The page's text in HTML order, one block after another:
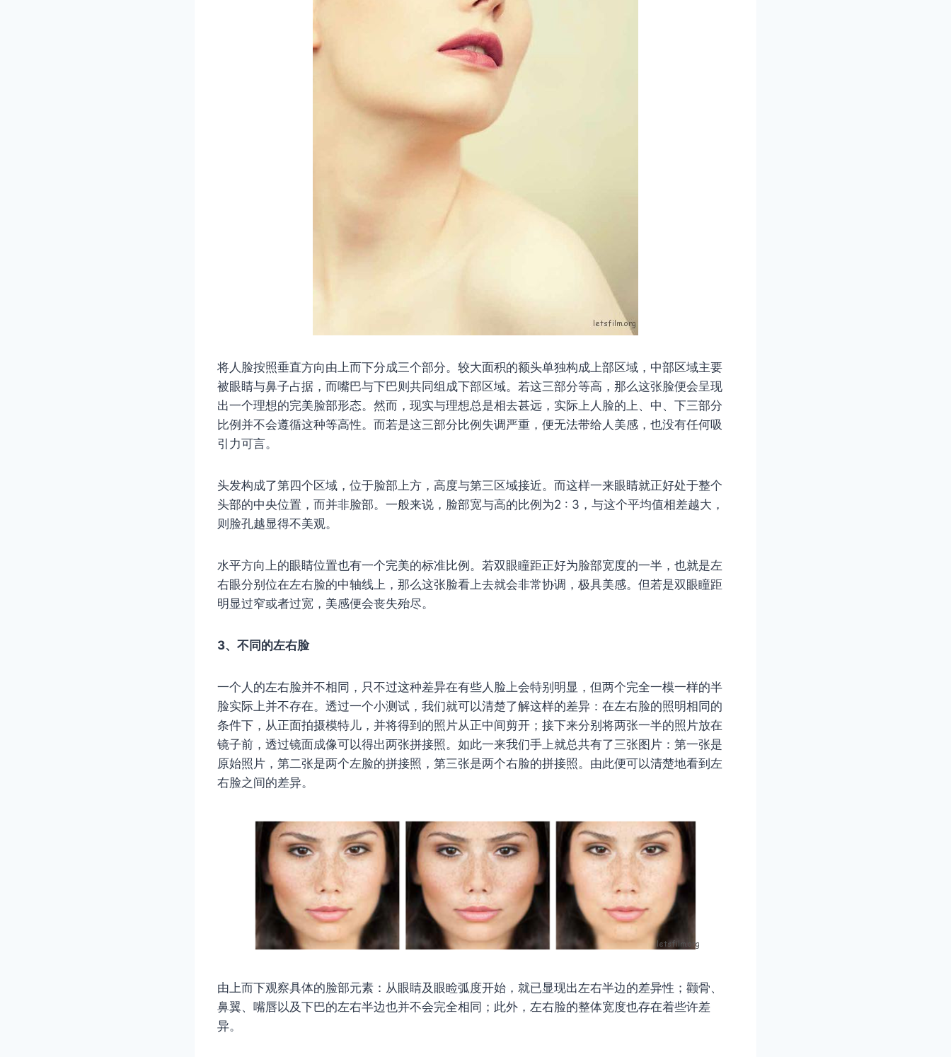
将人脸按照垂直方向由上而下分成三个部分。较大面积的额头单独构成上部区域，中部区域主要
被眼睛与鼻子占据，而嘴巴与下巴则共同组成下部区域。若这三部分等高，那么这张脸便会呈现
出一个理想的完美脸部形态。然而，现实与理想总是相去甚远，实际上人脸的上、中、下三部分
比例并不会遵循这种等高性。而若是这三部分比例失调严重，便无法带给人美感，也没有任何吸
引力可言。
头发构成了第四个区域，位于脸部上方，高度与第三区域接近。而这样一来眼睛就正好处于整个
头部的中央位置，而并非脸部。一般来说，脸部宽与高的比例为2 : 3，与这个平均值相差越大，
则脸孔越显得不美观。
水平方向上的眼睛位置也有一个完美的标准比例。若双眼瞳距正好为脸部宽度的一半，也就是左
右眼分别位在左右脸的中轴线上，那么这张脸看上去就会非常协调，极具美感。但若是双眼瞳距
明显过窄或者过宽，美感便会丧失殆尽。
3、不同的左右脸
一个人的左右脸并不相同，只不过这种差异在有些人脸上会特别明显，但两个完全一模一样的半
脸实际上并不存在。透过一个小测试，我们就可以清楚了解这样的差异：在左右脸的照明相同的
条件下，从正面拍摄模特儿，并将得到的照片从正中间剪开；接下来分别将两张一半的照片放在
镜子前，透过镜面成像可以得出两张拼接照。如此一来我们手上就总共有了三张图片：第一张是
原始照片，第二张是两个左脸的拼接照，第三张是两个右脸的拼接照。由此便可以清楚地看到左
右脸之间的差异。
由上而下观察具体的脸部元素：从眼睛及眼睑弧度开始，就已显现出左右半边的差异性；颧骨、
鼻翼、嘴唇以及下巴的左右半边也并不会完全相同；此外，左右脸的整体宽度也存在着些许差
异。